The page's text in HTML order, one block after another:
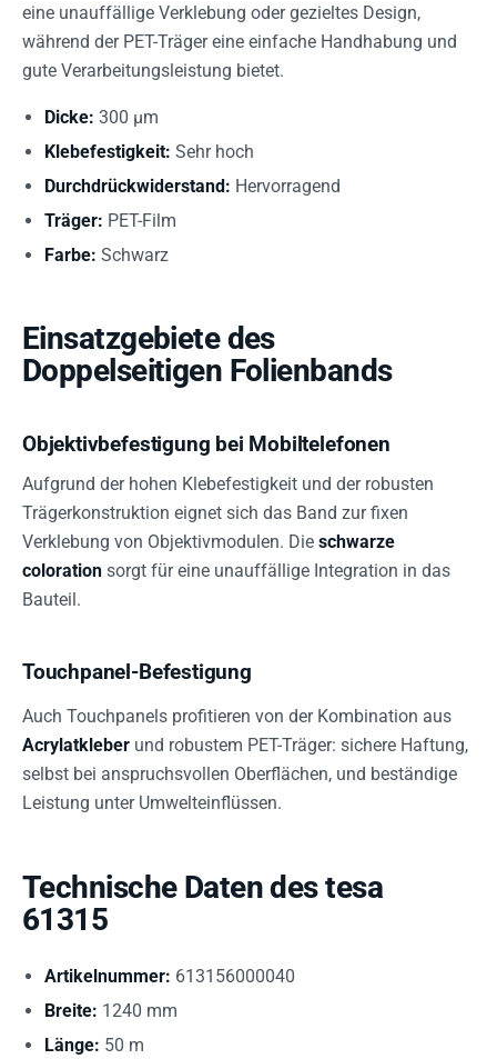
eine unauffällige Verklebung oder gezieltes Design,
während der PET-Träger eine einfache Handhabung und
gute Verarbeitungsleistung bietet.
Dicke: 300 µm
Klebefestigkeit: Sehr hoch
Durchdrückwiderstand: Hervorragend
Träger: PET-Film
Farbe: Schwarz
Einsatzgebiete des
Doppelseitigen Folienbands
Objektivbefestigung bei Mobiltelefonen
Aufgrund der hohen Klebefestigkeit und der robusten
Trägerkonstruktion eignet sich das Band zur fixen
Verklebung von Objektivmodulen. Die schwarze
coloration sorgt für eine unauffällige Integration in das
Bauteil.
Touchpanel-Befestigung
Auch Touchpanels profitieren von der Kombination aus
Acrylatkleber und robustem PET-Träger: sichere Haftung,
selbst bei anspruchsvollen Oberflächen, und beständige
Leistung unter Umwelteinflüssen.
Technische Daten des tesa
61315
Artikelnummer: 613156000040
Breite: 1240 mm
Länge: 50 m